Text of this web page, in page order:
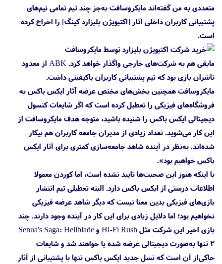
متعددی به من گفته‌اند مایکروسافت به‌جز چند تیم تمامی تیم‌های
پشتیبانی کاربران داخلی آثار [اکتیویژن بلیزارد کینگ] را اخراج کرده
است.
مابقی هم به شرکت‌های خارجی واگذار خواهد کرد. ABK از معدود
ناشران بازی بود که تیم پشتیبانی کاربران باکیفیتی داشت.
مایکروسافت همچنین بخش‌های مختص عرضه آثار ایکس باکس به
فروشگاه‌های فیزیکی را تعطیل کرده است که اگر شایعات کنسول
دیجیتالی ایکس باکس را شنیده باشید، متوجه هدف مایکروسافت از
این کار می‌شوید. تعداد زیادی از مدیران جامعه کاربران هم بیکار
شده‌اند. به‌نظر در آینده شاهد جامعه‌سازی کمتری برای آثار ایکس
باکس خواهیم بود».
با اینکه هنوز این صحبت‌ها تایید نشده است، اما کوردن معمولا
اطلاعات درستی از ایکس باکس دارد. البته تعطیلی تیم انتشار
بازی‌های فیزیکی بدین معنا نیست که دیگر شاهد عرضه فیزیکی
نخواهیم بود؛ اما دلایل زیادی برای این کار در آینده وجود دارند. چند
بازی اخیر این شرکت مثل Hi-Fi Rush و Senua's Saga: Hellblade
2 تنها به‌صورت دیجیتالی عرضه شده یا خواهند شد و شایعات
حاکی‌از آن است که نسل جدید ایکس باکس تنها با پشتیبانی از آثار